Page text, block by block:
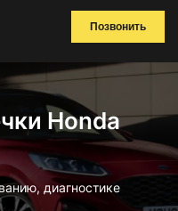
Позвонить
Honda
диагностике